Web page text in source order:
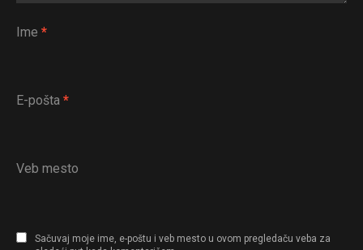
Ime *
E-pošta *
Veb mesto
Sačuvaj moje ime, e-poštu i veb mesto u ovom pregledaču veba za